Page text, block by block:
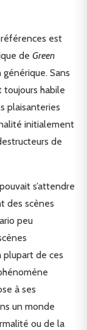
est
de Green
Sans
toujours habile
plaisanteries
initialement
de
s’attendre
des scènes
peu
plupart de ces
à ses
un monde
ou de la